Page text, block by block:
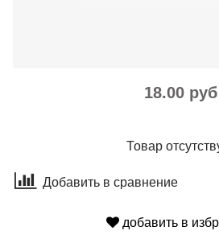
18.00 руб
Товар
Добавить в сравнение
добавить в